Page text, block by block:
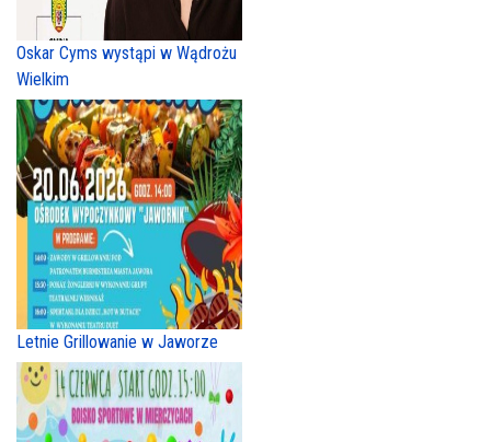
Oskar Cyms wystąpi w Wądrożu
Wielkim
Letnie Grillowanie w Jaworze